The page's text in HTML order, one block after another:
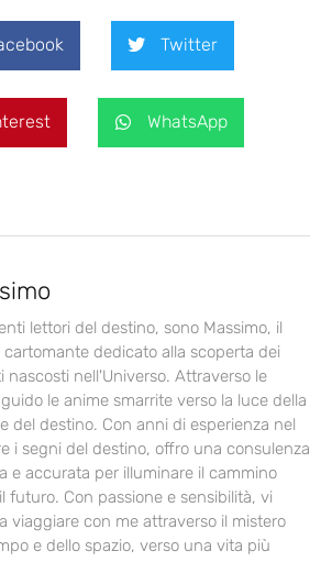
Twitter
WhatsApp
lettori del destino, sono Massimo, il
cartomante dedicato alla scoperta dei
nascosti nell'Universo. Attraverso le
le anime smarrite verso la luce della
del destino. Con anni di esperienza nel
i segni del destino, offro una consulenza
e accurata per illuminare il cammino
futuro. Con passione e sensibilità, vi
viaggiare con me attraverso il mistero
e dello spazio, verso una vita più